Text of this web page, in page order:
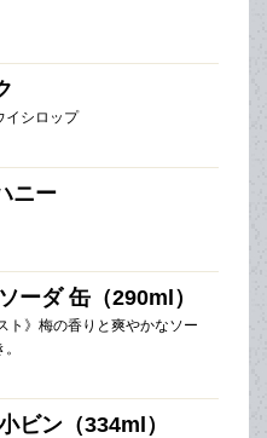
イシロップ
ニー
ーダ 缶（290ml）
ト》梅の香りと爽やかなソー
ビン（334ml）